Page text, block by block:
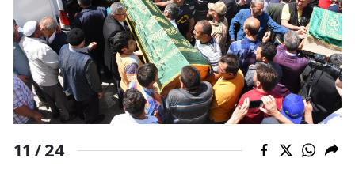
11 /24